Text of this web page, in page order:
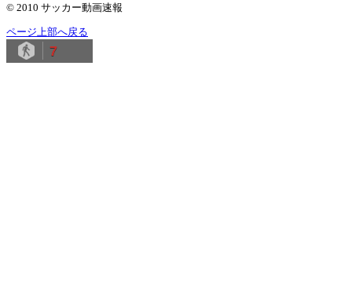
© 2010 サッカー動画速報
ページ上部へ戻る
7